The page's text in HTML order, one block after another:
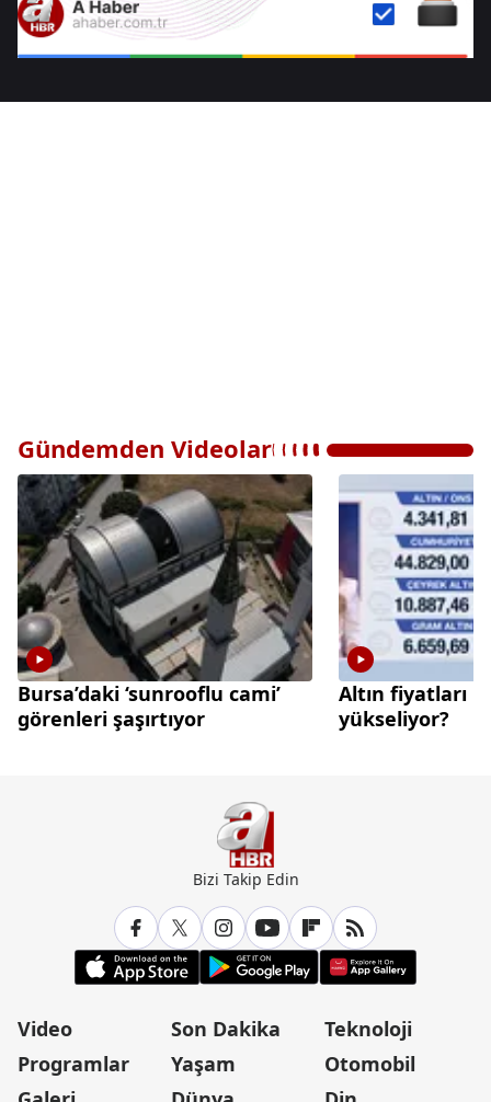
Gündemden Videolar
Bursa’daki ‘sunrooflu cami’
görenleri şaşırtıyor
Altın fiyatları
yükseliyor?
Bizi Takip Edin
Video
Programlar
Son Dakika
Yaşam
Teknoloji
Otomobil